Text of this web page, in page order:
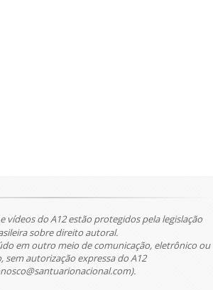
vídeos do A12 estão protegidos pela legislação
sobre direito autoral.
em outro meio de comunicação, eletrônico ou
sem autorização expressa do A12